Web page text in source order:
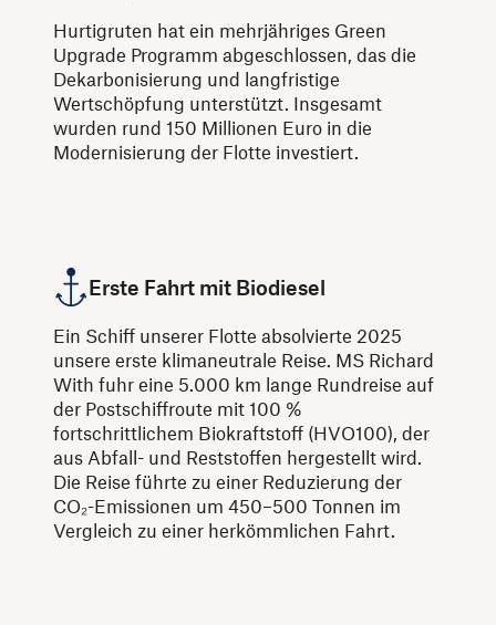
Hurtigruten hat ein mehrjähriges Green
Upgrade Programm abgeschlossen, das die
Dekarbonisierung und langfristige
Wertschöpfung unterstützt. Insgesamt
wurden rund 150 Millionen Euro in die
Modernisierung der Flotte investiert.
Erste Fahrt mit Biodiesel
Ein Schiff unserer Flotte absolvierte 2025
unsere erste klimaneutrale Reise. MS Richard
With fuhr eine 5.000 km lange Rundreise auf
der Postschiffroute mit 100 %
fortschrittlichem Biokraftstoff (HVO100), der
aus Abfall- und Reststoffen hergestellt wird.
Die Reise führte zu einer Reduzierung der
CO₂-Emissionen um 450–500 Tonnen im
Vergleich zu einer herkömmlichen Fahrt.